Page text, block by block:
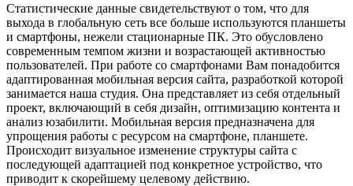
Статистические данные свидетельствуют о том, что для
выхода в глобальную сеть все больше используются планшеты
и смартфоны, нежели стационарные ПК. Это обусловлено
современным темпом жизни и возрастающей активностью
пользователей. При работе со смартфонами Вам понадобится
адаптированная мобильная версия сайта, разработкой которой
занимается наша студия. Она представляет из себя отдельный
проект, включающий в себя дизайн, оптимизацию контента и
анализ юзабилити. Мобильная версия предназначена для
упрощения работы с ресурсом на смартфоне, планшете.
Происходит визуальное изменение структуры сайта с
последующей адаптацией под конкретное устройство, что
приводит к скорейшему целевому действию.